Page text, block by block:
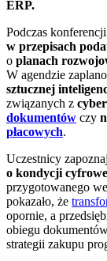
ERP.
Podczas
w przepisach
o planach
W agendzie
sztucznej
związanych z
dokumentów czy
płacowych.
Uczestnicy
o kondycji
przygotowanego
pokazało, że
opornie, a
obiegu
strategii zakupu